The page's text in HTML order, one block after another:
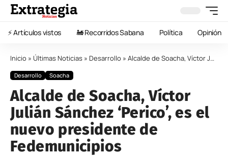
⚡️ Artículos vistos 🚂 Recorridos Sabana Política Opinión
Inicio » Últimas Noticias » Desarrollo » Alcalde de Soacha, Víctor Julián Sánchez ‘Perico’, es el nuevo presidente de Fedemunicipios
Desarrollo Soacha
Alcalde de Soacha, Víctor
Julián Sánchez ‘Perico’, es el
nuevo presidente de
Fedemunicipios